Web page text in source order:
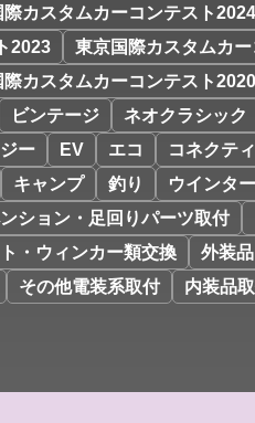
際カスタムカーコンテスト2024
2023
東京国際カスタムカ
際カスタムカーコンテスト2020
ビンテージ ネオクラシック
ー EV エコ コネクテ
キャンプ 釣り ウインタ
ション・足回りパーツ取付
・ウィンカー類交換 外装
その他電装系取付 内装品